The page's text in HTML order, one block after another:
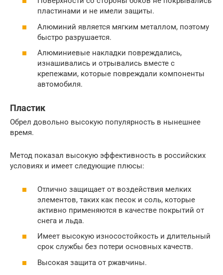
пластинами и не имели защиты.
Алюминий является мягким металлом, поэтому
быстро разрушается.
Алюминиевые накладки повреждались,
изнашивались и отрывались вместе с
крепежами, которые повреждали компоненты
автомобиля.
Пластик
Обрел довольно высокую популярность в нынешнее
время.
Метод показал высокую эффективность в российских
условиях и имеет следующие плюсы:
Отлично защищает от воздействия мелких
элементов, таких как песок и соль, которые
активно применяются в качестве покрытий от
снега и льда.
Имеет высокую износостойкость и длительный
срок службы без потери основных качеств.
Высокая защита от ржавчины.